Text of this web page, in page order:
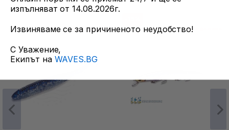
изпълняват от 14.08.2026г.
Извиняваме се за причиненото неудобство!
С Уважение,
Екипът на WAVES.BG